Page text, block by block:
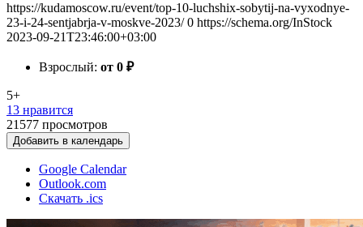
https://kudamoscow.ru/event/top-10-luchshix-sobytij-na-vyxodnye-
23-i-24-sentjabrja-v-moskve-2023/ 0 https://schema.org/InStock
2023-09-21T23:46:00+03:00
Взрослый: от 0 ₽
5+
13 нравится
21577 просмотров
Добавить в календарь
Google Calendar
Outlook.com
Скачать .ics